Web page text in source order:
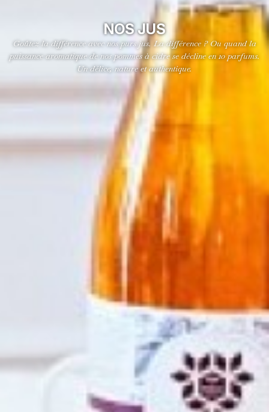
NOS JUS
Goûtez la différence avec nos purs jus. La différence ? Ou quand la
puissance aromatique de nos pommes à cidre se décline en 10 parfums.
Un délice, nature et authentique.